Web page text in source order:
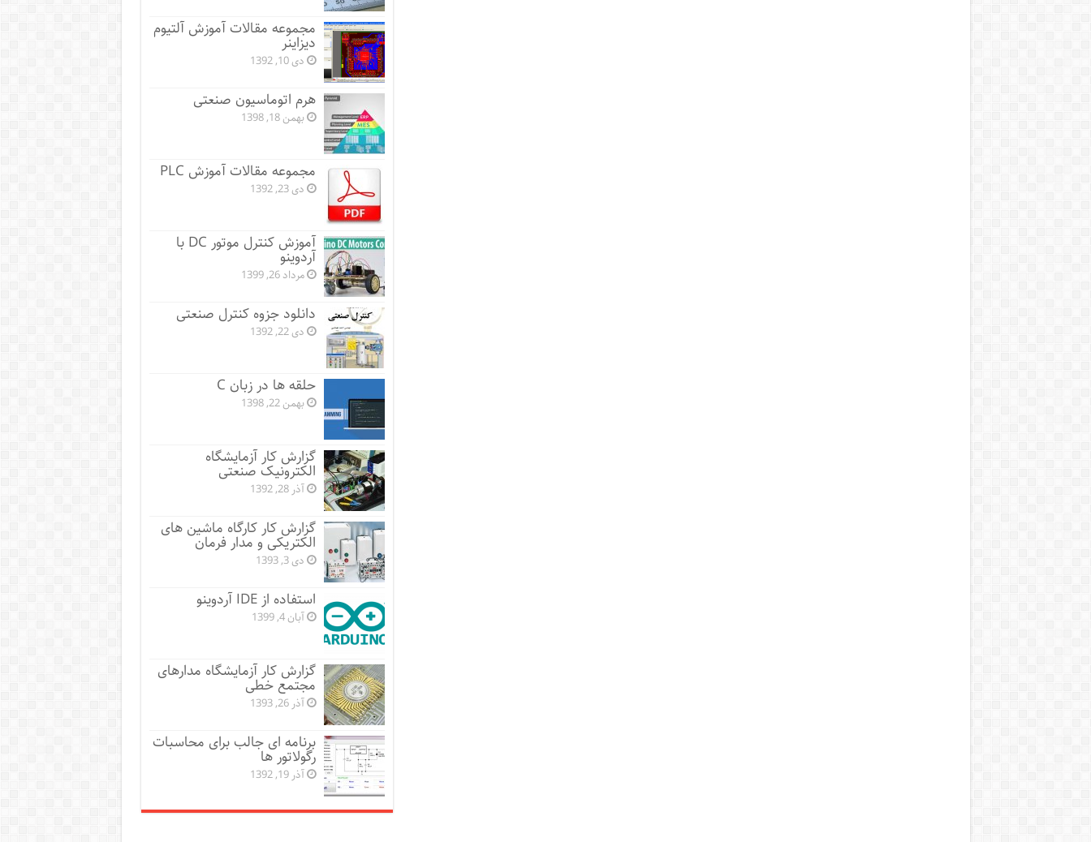
مجموعه مقالات آموزش آلتیوم
دیزاینر
دی 10, 1392
هرم اتوماسیون صنعتی
بهمن 18, 1398
مجموعه مقالات آموزش PLC
دی 23, 1392
آموزش کنترل موتور DC با
آردوینو
مرداد 26, 1399
دانلود جزوه کنترل صنعتی
دی 22, 1392
حلقه ها در زبان C
بهمن 22, 1398
گزارش کار آزمایشگاه
الکترونیک صنعتی
آذر 28, 1392
گزارش کار کارگاه ماشین های
الکتریکی و مدار فرمان
دی 3, 1393
استفاده از IDE آردوینو
آبان 4, 1399
گزارش کار آزمایشگاه مدارهای
مجتمع خطی
آذر 26, 1393
برنامه ای جالب برای محاسبات
رگولاتور ها
آذر 19, 1392